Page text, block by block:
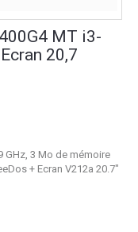
MT i3-
20,7
GHz, 3 Mo de mémoire
+ Ecran V212a 20.7"